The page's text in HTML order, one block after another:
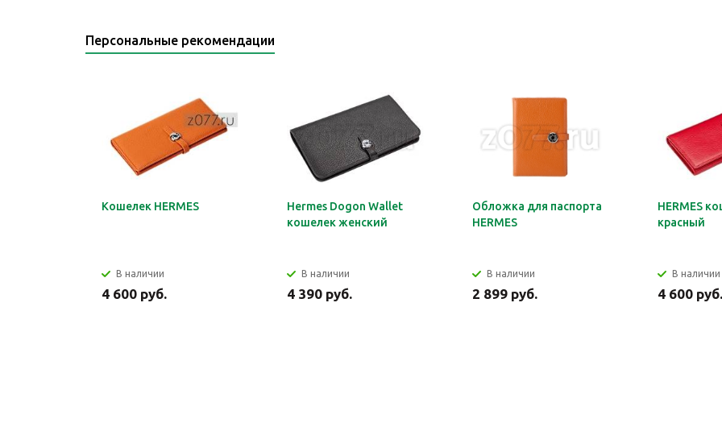
Персональные рекомендации
Кошелек HERMES
В наличии
4 600 руб.
Hermes Dogon Wallet
кошелек женский
В наличии
4 390 руб.
Обложка для паспорта
HERMES
В наличии
2 899 руб.
HERMES
красный
В наличии
4 600 руб.